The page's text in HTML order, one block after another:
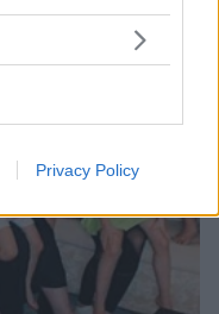
Privacy Policy